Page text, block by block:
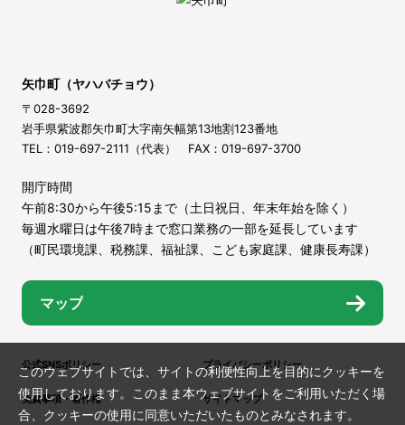
矢巾町（ヤハバチョウ）
〒028-3692
岩手県紫波郡矢巾町大字南矢幅第13地割123番地
TEL：019-697-2111（代表） FAX：019-697-3700
開庁時間
午前8:30から午後5:15まで（土日祝日、年末年始を除く）
毎週水曜日は午後7時まで窓口業務の一部を延長しています
（町民環境課、税務課、福祉課、こども家庭課、健康長寿課）
マップ
公式SNSポリシー プライバシーポリシー
免責事項・著作権 サイトマップ
このウェブサイトでは、サイトの利便性向上を目的にクッキーを
使用しております。このまま本ウェブサイトをご利用いただく場
合、クッキーの使用に同意いただいたものとみなされます。